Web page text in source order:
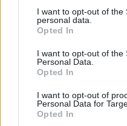
I want to opt-out of the
personal data.
Opted In
I want to opt-out of the
Personal Data.
Opted In
I want to opt-out of
Personal Data for
Opted In
Μετρό με την
«Ίλιον» με τη
προς την Πετρούπολη.
μήκους περίπου 4 χλμ
τα αντίστοιχα Φρέατα